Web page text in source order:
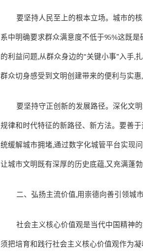
要坚持人民至上的根本立场。城市的核
系中明确要求群众满意度不低于95%这既是
的利益问题,从群众身边的“关键小事”入手,
群众切身感受到文明创建带来的便利与实惠,
要坚持守正创新的发展路径。深化文
规律和时代特征的新路径、新方法。要善
统缓解城市拥堵,通过数字化城管平台实现
让城市文明既有深厚的历史底蕴,又充满蓬
二、弘扬主流价值,用崇德向善引领城
社会主义核心价值观是当代中国精神
须把培育和践行社会主义核心价值观作为